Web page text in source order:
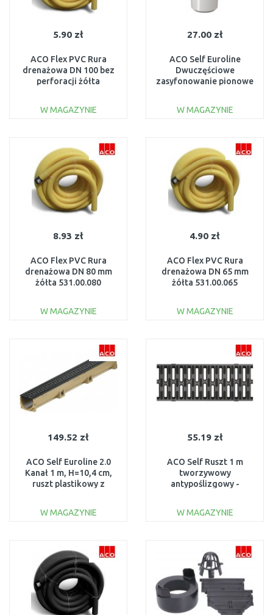
5.90 zł
ACO Flex PVC Rura
drenażowa DN 100 bez
perforacji żółta
W MAGAZYNIE
Do porównania
27.00 zł
ACO Self Euroline
Dwuczęściowe
zasyfonowanie pionowe
W MAGAZYNIE
Do porównania
8.93 zł
ACO Flex PVC Rura
drenażowa DN 80 mm
żółta 531.00.080
W MAGAZYNIE
4.90 zł
ACO Flex PVC Rura
drenażowa DN 65 mm
żółta 531.00.065
W MAGAZYNIE
149.52 zł
ACO Self Euroline 2.0
Kanał 1 m, H=10,4 cm,
ruszt plastikowy z
W MAGAZYNIE
Do porównania
55.19 zł
ACO Self Ruszt 1 m
tworzywowy
antypoślizgowy -
W MAGAZYNIE